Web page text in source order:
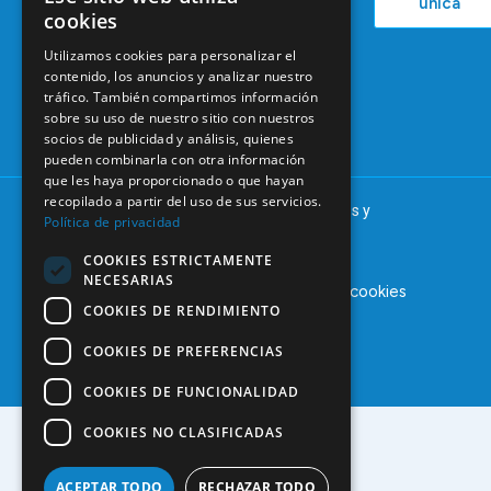
28046
Madrid
91 561 29 05
informacion@coem.org.es
Tablón de
anuncios
© 2025 – COEM – Colegio Oficial de Odontólogos y
Estomatólogos de la I región
Aviso legal Política de privacidad Política de cookies
cookies
Utilizamos cookies para personalizar el
contenido, los anuncios y analizar nuestro
tráfico. También compartimos información
sobre su uso de nuestro sitio con nuestros
socios de publicidad y análisis, quienes
pueden combinarla con otra información
que les haya proporcionado o que hayan
recopilado a partir del uso de sus servicios.
Política de privacidad
COOKIES ESTRICTAMENTE
NECESARIAS
COOKIES DE RENDIMIENTO
COOKIES DE PREFERENCIAS
COOKIES DE FUNCIONALIDAD
COOKIES NO CLASIFICADAS
ACEPTAR TODO RECHAZAR TODO